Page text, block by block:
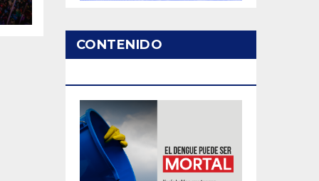
CONTENIDO